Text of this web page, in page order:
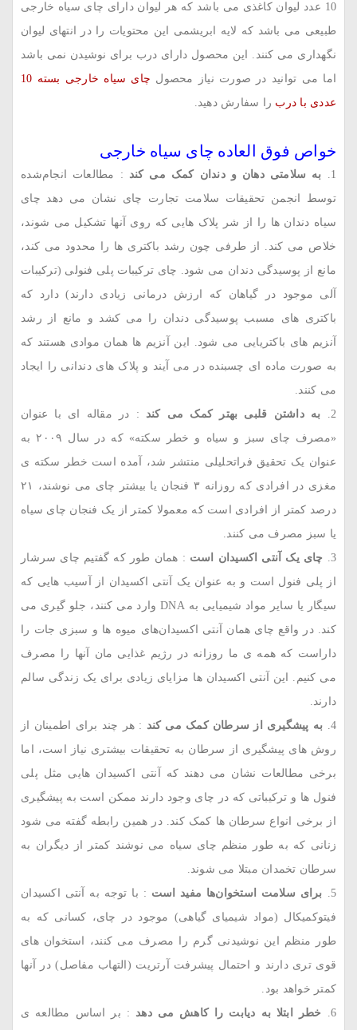
10 عدد لیوان کاغذی می باشد که هر لیوان دارای چای سیاه خارجی
طبیعی می باشد که لایه ابریشمی این محتویات را در انتهای لیوان
نگهداری می کنند. این محصول دارای درب برای نوشیدن نمی باشد
اما می توانید در صورت نیاز محصول
چای سیاه خارجی بسته 10
عددی با درب را سفارش دهید.
خواص فوق العاده چای سیاه خارجی
به سلامتی دهان و دندان کمک می‌ کند : مطالعات انجام‌شده
توسط انجمن تحقیقات سلامت تجارت چای نشان می‌ دهد چای
سیاه دندان ‌ها را از شر پلاک ‌هایی که روی آنها تشکیل می ‌شوند،
خلاص می‌ کند. از طرفی چون رشد باکتری‌ ها را محدود می ‌کند،
مانع از پوسیدگی دندان می‌ شود. چای ترکیبات پلی‌ فنولی (ترکیبات
آلی موجود در گیاهان که ارزش درمانی زیادی دارند) دارد که
باکتری‌ های مسبب پوسیدگی دندان را می‌ کشد و مانع از رشد
آنزیم‌ های باکتریایی می ‌شود. این آنزیم‌ ها همان موادی هستند که
به‌ صورت ماده ‌ای چسبنده در می ‌آیند و پلاک‌ های دندانی را ایجاد
می ‌کنند.
به داشتن قلبی بهتر کمک می ‌کند : در مقاله ‌ای با عنوان
«مصرف چای سبز و سیاه و خطر سکته» که در سال ۲۰۰۹ به
عنوان یک تحقیق فراتحلیلی منتشر شد، آمده است خطر سکته ‌ی
مغزی در افرادی که روزانه ۳ فنجان یا بیشتر چای می ‌نوشند، ۲۱
درصد کمتر از افرادی است که معمولا کمتر از یک فنجان چای سیاه
یا سبز مصرف می‌ کنند.
چای یک آنتی ‌اکسیدان است : همان ‌طور که گفتیم چای سرشار
از پلی ‌فنول است و به عنوان یک آنتی ‌اکسیدان از آسیب‌ هایی که
سیگار یا سایر مواد شیمیایی به DNA وارد می ‌کنند، جلو گیری می
‌کند. در واقع چای همان آنتی ‌اکسیدان‌‌های میوه ‌ها و سبزی‌ جات را
داراست که همه‌ ی ما روزانه در رژیم غذایی ‌مان آنها را مصرف
می ‌کنیم. این آنتی ‌اکسیدان ‌ها مزایای زیادی برای یک زندگی‌ سالم
دارند.
به پیشگیری از سرطان کمک می ‌کند : هر چند برای اطمینان از
روش ‌های پیشگیری از سرطان به تحقیقات بیشتری نیاز است، اما
برخی مطالعات نشان می ‌دهند که آنتی ‌اکسیدان ‌هایی مثل پلی
‌فنول ‌ها و ترکیباتی که در چای وجود دارند ممکن است به پیشگیری
از برخی انواع سرطان‌ ها کمک کند. در همین رابطه گفته می‌ شود
زنانی که به‌ طور منظم چای سیاه می ‌نوشند کمتر از دیگران به
سرطان تخمدان مبتلا می‌ شوند.
برای سلامت استخوان‌ها مفید است : با توجه به آنتی ‌اکسیدان
فیتوکمیکال (مواد شیمیای گیاهی) موجود در چای، کسانی‌ که به
‌طور منظم این نوشیدنی گرم را مصرف می ‌کنند، استخوان ‌های
قوی ‌تری دارند و احتمال پیشرفت آرتریت (التهاب مفاصل) در آنها
کمتر خواهد بود.
خطر ابتلا به دیابت را کاهش می ‌دهد : بر اساس مطالعه‌‌ ی